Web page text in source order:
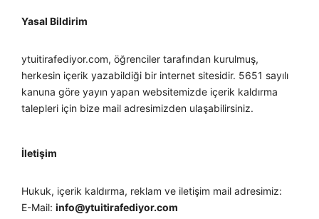
Yasal Bildirim
ytuitirafediyor.com, öğrenciler tarafından kurulmuş,
herkesin içerik yazabildiği bir internet sitesidir. 5651 sayılı
kanuna göre yayın yapan websitemizde içerik kaldırma
talepleri için bize mail adresimizden ulaşabilirsiniz.
İletişim
Hukuk, içerik kaldırma, reklam ve iletişim mail adresimiz:
E-Mail: info@ytuitirafediyor.com